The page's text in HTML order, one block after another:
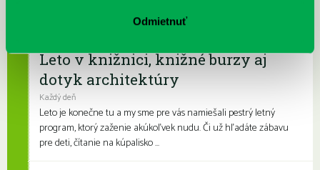
Odmietnuť
Leto v knižnici, knižné burzy aj
dotyk architektúry
Každý deň
Leto je konečne tu a my sme pre vás namiešali pestrý letný
program, ktorý zaženie akúkoľvek nudu. Či už hľadáte zábavu
pre deti, čítanie na kúpalisko ...